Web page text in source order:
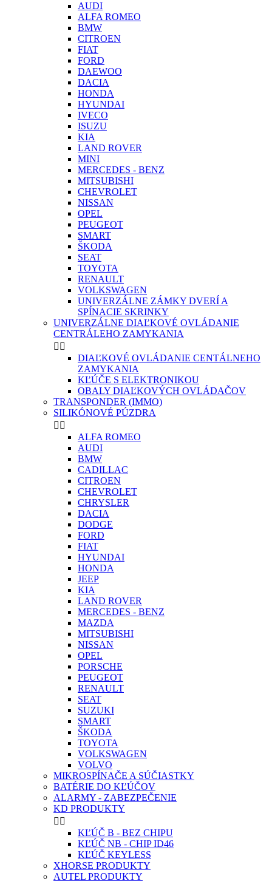
AUDI
ALFA ROMEO
BMW
CITROEN
FIAT
FORD
DAEWOO
DACIA
HONDA
HYUNDAI
IVECO
ISUZU
KIA
LAND ROVER
MINI
MERCEDES - BENZ
MITSUBISHI
CHEVROLET
NISSAN
OPEL
PEUGEOT
SMART
ŠKODA
SEAT
TOYOTA
RENAULT
VOLKSWAGEN
UNIVERZÁLNE ZÁMKY DVERÍ A
SPÍNACIE SKRINKY
UNIVERZÁLNE DIAĽKOVÉ OVLÁDANIE
CENTRÁLEHO ZAMYKANIA
 
DIAĽKOVÉ OVLÁDANIE CENTÁLNEHO
ZAMYKANIA
KĽÚČE S ELEKTRONIKOU
OBALY DIAĽKOVÝCH OVLÁDAČOV
TRANSPONDER (IMMO)
SILIKÓNOVÉ PÚZDRA
 
ALFA ROMEO
AUDI
BMW
CADILLAC
CITROEN
CHEVROLET
CHRYSLER
DACIA
DODGE
FORD
FIAT
HYUNDAI
HONDA
JEEP
KIA
LAND ROVER
MERCEDES - BENZ
MAZDA
MITSUBISHI
NISSAN
OPEL
PORSCHE
PEUGEOT
RENAULT
SEAT
SUZUKI
SMART
ŠKODA
TOYOTA
VOLKSWAGEN
VOLVO
MIKROSPÍNAČE A SÚČIASTKY
BATÉRIE DO KĽÚČOV
ALARMY - ZABEZPEČENIE
KD PRODUKTY
 
KĽÚČ B - BEZ CHIPU
KĽÚČ NB - CHIP ID46
KĽÚČ KEYLESS
XHORSE PRODUKTY
AUTEL PRODUKTY